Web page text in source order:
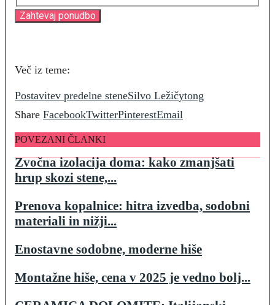
Več iz teme:
Postavitev predelne steneSilvo Ležičytong
Share FacebookTwitterPinterestEmail
POVEZANI ČLANKI
Zvočna izolacija doma: kako zmanjšati
hrup skozi stene,...
Prenova kopalnice: hitra izvedba, sodobni
materiali in nižji...
Enostavne sodobne, moderne hiše
Montažne hiše, cena v 2025 je vedno bolj...